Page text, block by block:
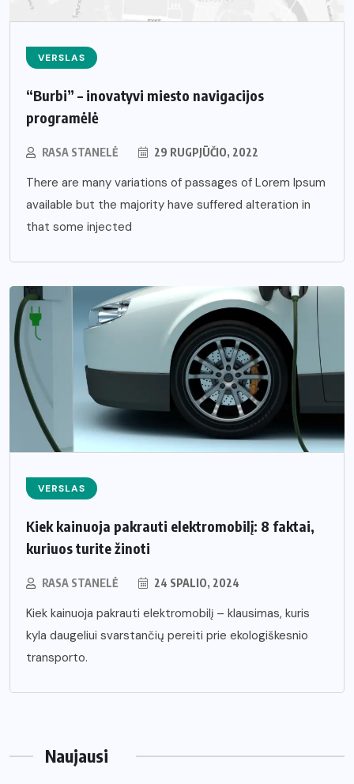
VERSLAS
“Burbi” – inovatyvi miesto navigacijos
programėlė
RASA STANELĖ 29 RUGPJŪČIO, 2022
There are many variations of passages of Lorem Ipsum
available but the majority have suffered alteration in
that some injected
VERSLAS
Kiek kainuoja pakrauti elektromobilį: 8 faktai,
kuriuos turite žinoti
RASA STANELĖ 24 SPALIO, 2024
Kiek kainuoja pakrauti elektromobilį – klausimas, kuris
kyla daugeliui svarstančių pereiti prie ekologiškesnio
transporto.
Naujausi